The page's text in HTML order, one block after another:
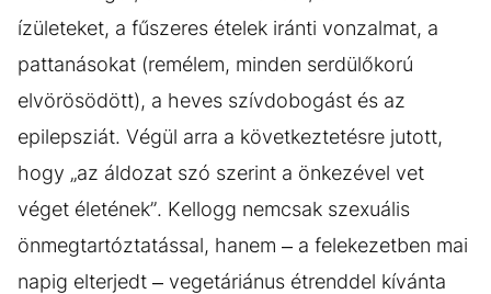
ízületeket, a fűszeres ételek iránti vonzalmat, a
pattanásokat (remélem, minden serdülőkorú
elvörösödött), a heves szívdobogást és az
epilepsziát. Végül arra a következtetésre jutott,
hogy „az áldozat szó szerint a önkezével vet
véget életének”. Kellogg nemcsak szexuális
önmegtartóztatással, hanem – a felekezetben mai
napig elterjedt – vegetáriánus étrenddel kívánta